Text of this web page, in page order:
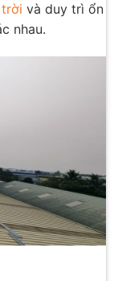
và duy trì ổn
nhau.